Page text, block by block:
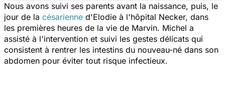
Nous avons suivi ses parents avant la naissance, puis, le
jour de la césarienne d'Elodie à l'hôpital Necker, dans
les premières heures de la vie de Marvin. Michel a
assisté à l'intervention et suivi les gestes délicats qui
consistent à rentrer les intestins du nouveau-né dans son
abdomen pour éviter tout risque infectieux.